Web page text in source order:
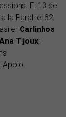
El 13 de
la Paral·lel 62;
Carlinhos
Ana Tijoux;
Apolo.